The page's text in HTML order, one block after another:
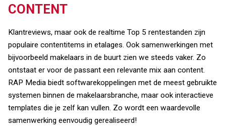
CONTENT
Klantreviews, maar ook de realtime Top 5 rentestanden zijn
populaire contentitems in etalages. Ook samenwerkingen met
bijvoorbeeld makelaars in de buurt zien we steeds vaker. Zo
ontstaat er voor de passant een relevante mix aan content.
RAP Media biedt softwarekoppelingen met de meest gebruikte
systemen binnen de makelaarsbranche, maar ook interactieve
templates die je zelf kan vullen. Zo wordt een waardevolle
samenwerking eenvoudig gerealiseerd!